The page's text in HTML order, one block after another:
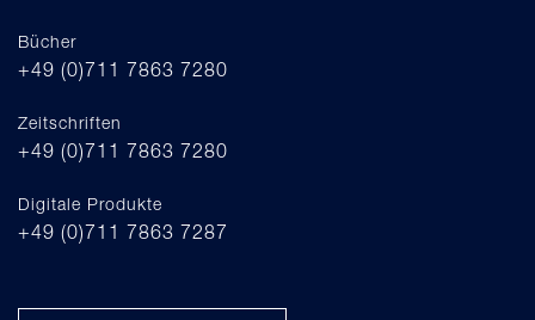
Bücher
+49 (0)711 7863 7280
Zeitschriften
+49 (0)711 7863 7280
Digitale Produkte
+49 (0)711 7863 7287